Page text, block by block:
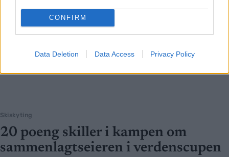
CONFIRM
Data Deletion Data Access Privacy Policy
Skiskyting
20 poeng skiller i kampen om
sammenlagtseieren i verdenscupen